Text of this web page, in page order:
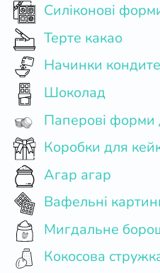
Силіконові
Терте какао
Начинки
Шоколад
Паперові форми
Коробки для
Агар агар
Вафельні
Мигдальне
Кокосова